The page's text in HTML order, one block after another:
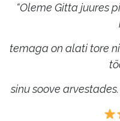
“Oleme Gitta juures
temaga on alati tore
sinu soove